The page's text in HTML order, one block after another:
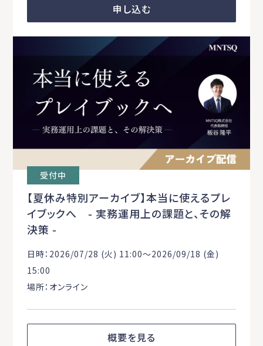
申し込む
受付中
【夏休み特別アーカイブ】本当に使えるプレ
イブックへ - 実務運用上の課題と、その解
決策 -
日時：2026/07/28 (火) 11:00〜2026/09/18 (金)
15:00
場所：オンライン
概要を見る